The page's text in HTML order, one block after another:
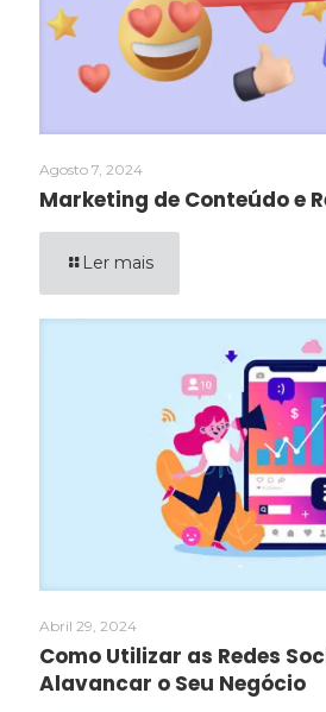
Agosto 7, 2024
Marketing de Conteúdo e
Ler mais
Abril 29, 2024
Como Utilizar as Redes
Alavancar o Seu Negócio